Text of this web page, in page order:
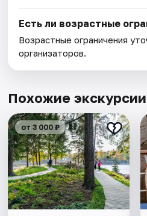
Есть ли возрастные
Возрастные ограничения
организаторов.
Похожие экскурсии
от 3 000 ₽